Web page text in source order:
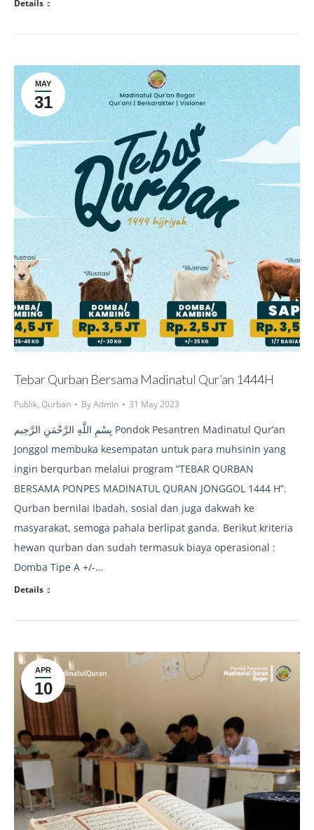
Details
MAY
31
Tebar Qurban Bersama Madinatul Qur’an 1444H
Publik, Qurban ByAdmin 31 May 2023
بِسْمِ اللَّهِ الرَّحْمَنِ الرَّحِيم Pondok Pesantren Madinatul Qur’an
Jonggol membuka kesempatan untuk para muhsinin yang
ingin berqurban melalui program “TEBAR QURBAN
BERSAMA PONPES MADINATUL QURAN JONGGOL 1444 H”.
Qurban bernilai Ibadah, sosial dan juga dakwah ke
masyarakat, semoga pahala berlipat ganda. Berikut kriteria
hewan qurban dan sudah termasuk biaya operasional :
Domba Tipe A +/-…
Details
APR
10